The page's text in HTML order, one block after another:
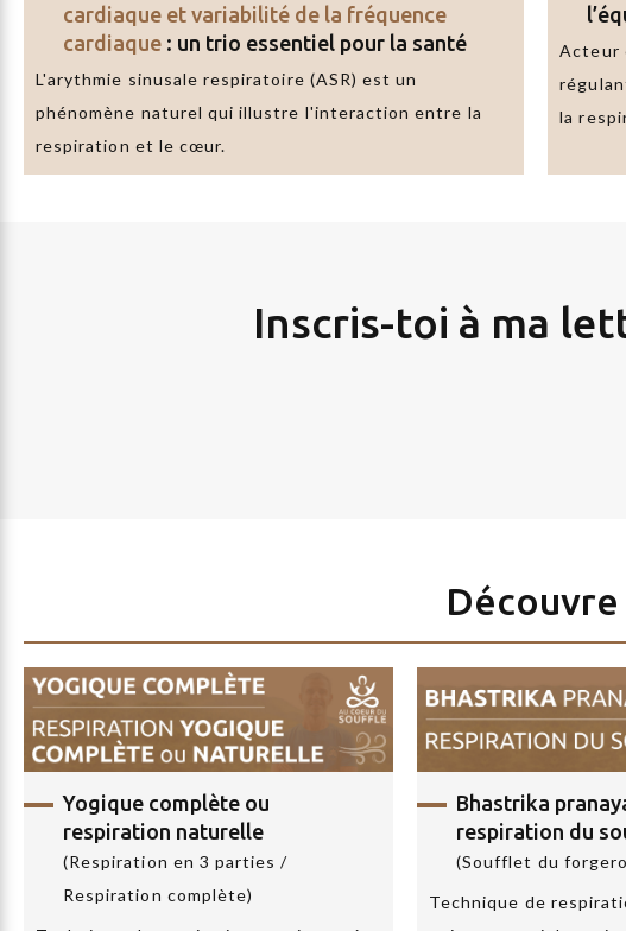
cardiaque et variabilité de la fréquence
cardiaque : un trio essentiel pour la santé
L'arythmie sinusale respiratoire (ASR) est un
phénomène naturel qui illustre l'interaction entre la
respiration et le cœur.
Acteur
la
Inscris-toi à ma
Yogique complète ou
respiration naturelle
(Respiration en 3 parties /
Respiration complète)
Bhastrika
respiration du
(Soufflet du
Technique de